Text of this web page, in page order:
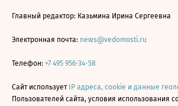
Главный редактор: Казьмина Ирина Сергеевна
Электронная почта: news@vedomosti.ru
Телефон: +7 495 956-34-58
Сайт использует IP адреса, cookie и данные
Пользователей сайта, условия использования